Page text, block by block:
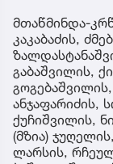
მთაწმინდა-
კაკაბაძის,
გაბაშვილის,
ანჯაფარიძის,
ქუჩიშვილის,
(მზია)
ლარსის,